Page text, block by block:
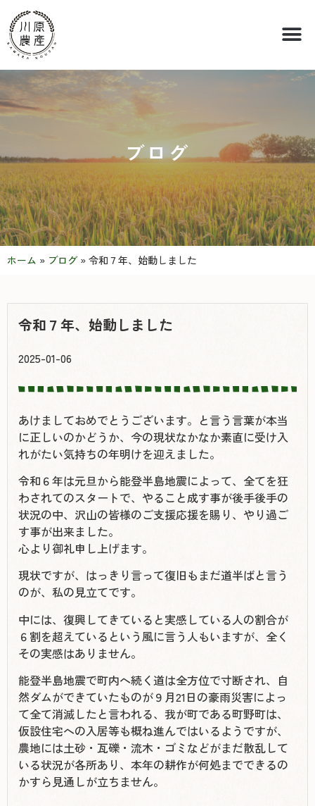
ブログ
ホーム » ブログ» 令和７年、始動しました
令和７年、始動しました
2025-01-06
あけましておめでとうございます。と言う言葉が本当
に正しいのかどうか、今の現状なかなか素直に受け入
れがたい気持ちの年明けを迎えました。
令和６年は元旦から能登半島地震によって、全てを狂
わされてのスタートで、やること成す事が後手後手の
状況の中、沢山の皆様のご支援応援を賜り、やり過ご
す事が出来ました。
心より御礼申し上げます。
現状ですが、はっきり言って復旧もまだ道半ばと言う
のが、私の見立てです。
中には、復興してきていると実感している人の割合が
６割を超えているという風に言う人もいますが、全く
その実感はありません。
能登半島地震で町内へ続く道は全方位で寸断され、自
然ダムができていたものが９月21日の豪雨災害によっ
て全て消滅したと言われる、我が町である町野町は、
仮設住宅への入居等も概ね進んではいるようですが、
農地には土砂・瓦礫・流木・ゴミなどがまだ散乱して
いる状況が各所あり、本年の耕作が何処までできるの
かすら見通しが立ちません。